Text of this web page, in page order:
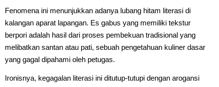
Fenomena ini menunjukkan adanya lubang hitam literasi di
kalangan aparat lapangan. Es gabus yang memiliki tekstur
berpori adalah hasil dari proses pembekuan tradisional yang
melibatkan santan atau pati, sebuah pengetahuan kuliner dasar
yang gagal dipahami oleh petugas.
Ironisnya, kegagalan literasi ini ditutup-tutupi dengan arogansi